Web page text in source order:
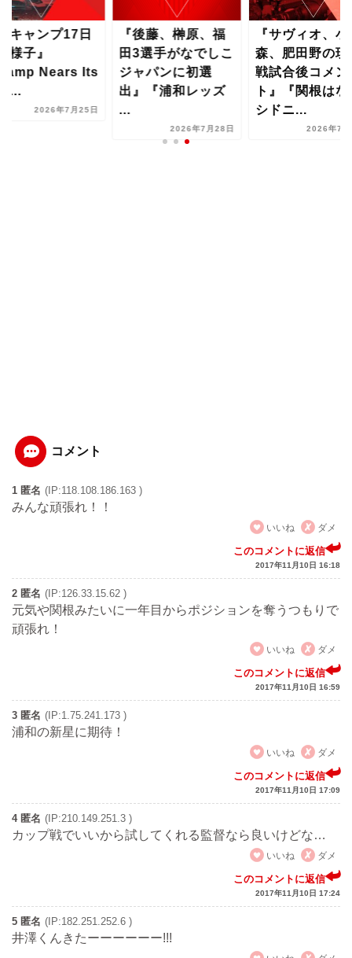
キャンプ17日
様子』
Nears Its
2026年7月25日
『後藤、榊原、福
田3選手がなでしこ
ジャパンに初選
出』『浦和レッズ
...
2026年7月28日
『サヴィオ、小
森、肥田野の琉
戦試合後コメン
ト』『関根はな
シドニ...
2026年7
コメント
1 匿名 (IP:118.108.186.163 )
みんな頑張れ！！
いいね
ダメ
このコメントに返信
2017年11月10日 16:18
2 匿名 (IP:126.33.15.62 )
元気や関根みたいに一年目からポジションを奪うつもりで
頑張れ！
いいね
ダメ
このコメントに返信
2017年11月10日 16:59
3 匿名 (IP:1.75.241.173 )
浦和の新星に期待！
いいね
ダメ
このコメントに返信
2017年11月10日 17:09
4 匿名 (IP:210.149.251.3 )
カップ戦でいいから試してくれる監督なら良いけどな…
いいね
ダメ
このコメントに返信
2017年11月10日 17:24
5 匿名 (IP:182.251.252.6 )
井澤くんきたーーーーーー!!!